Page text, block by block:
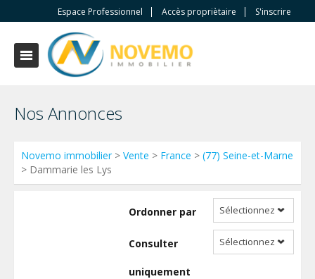
Espace Professionnel Accès propriètaire S'inscrire
Nos Annonces
Novemo immobilier> Vente > France > (77) Seine-et-Marne
> Dammarie les Lys
Ordonner par Sélectionnez
Consulter
uniquement
Sélectionnez